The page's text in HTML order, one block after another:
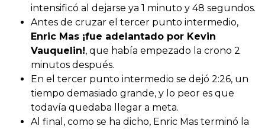
intensificó al dejarse ya 1 minuto y 48 segundos.
Antes de cruzar el tercer punto intermedio,
Enric Mas ¡fue adelantado por Kevin
Vauquelin!, que había empezado la crono 2
minutos después.
En el tercer punto intermedio se dejó 2:26, un
tiempo demasiado grande, y lo peor es que
todavía quedaba llegar a meta.
Al final, como se ha dicho, Enric Mas terminó la